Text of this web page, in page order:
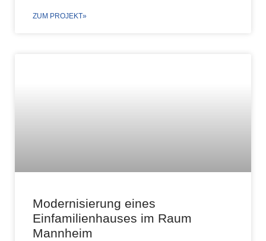
ZUM PROJEKT»
Modernisierung eines
Einfamilienhauses im Raum
Mannheim